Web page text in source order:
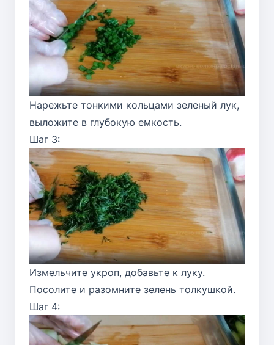
Нарежьте тонкими кольцами зеленый лук,
выложите в глубокую емкость.
Шаг 3:
Измельчите укроп, добавьте к луку.
Посолите и разомните зелень толкушкой.
Шаг 4: